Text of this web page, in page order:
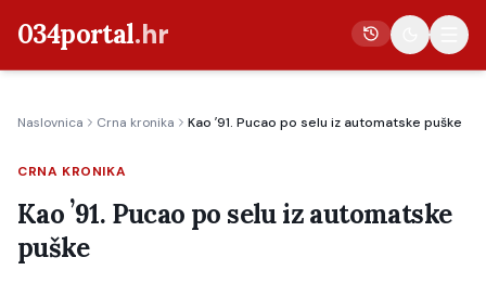
034portal.hr
Crna kronika
Poljoprivreda
Politika
Naslovnica Crna kronika Kao ʼ91. Pucao po selu iz automatske puške
CRNA KRONIKA
Kao ʼ91. Pucao po selu iz automatske
puške